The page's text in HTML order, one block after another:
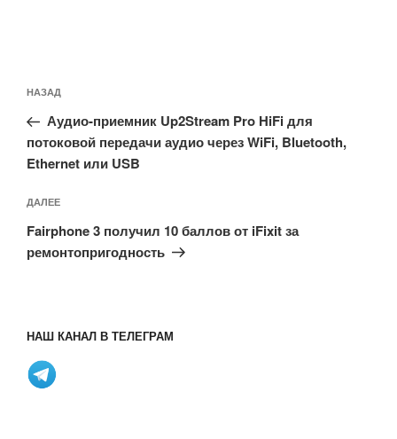
по
записям
Предыдущая
запись:
НАЗАД
Аудио-приемник Up2Stream Pro HiFi для
потоковой передачи аудио через WiFi, Bluetooth,
Ethernet или USB
Следующая
запись
ДАЛЕЕ
Fairphone 3 получил 10 баллов от iFixit за
ремонтопригодность
НАШ КАНАЛ В ТЕЛЕГРАМ